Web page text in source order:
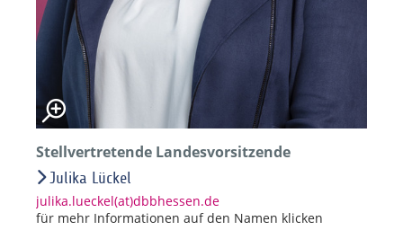
Stellvertretende Landesvorsitzende
Julika Lückel
julika.lueckel(at)dbbhessen.de
für mehr Informationen auf den Namen klicken